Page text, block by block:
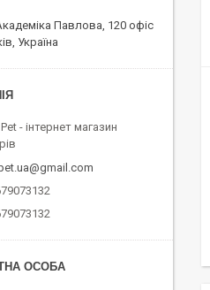
Павлова, 120 офіс
Україна
- інтернет магазин